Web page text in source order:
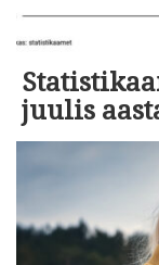
juulis